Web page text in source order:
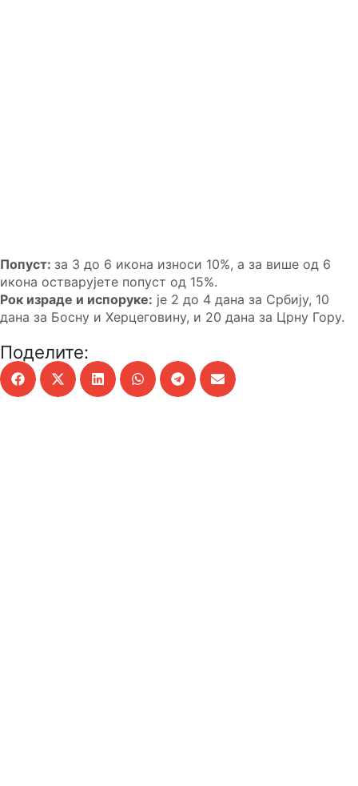
Попуст: за 3 до 6 икона износи 10%, а за више од 6
икона остварујете попуст од 15%.
Рок израде и испоруке: је 2 до 4 дана за Србију, 10
дана за Босну и Херцеговину, и 20 дана за Црну Гору.
Поделите: